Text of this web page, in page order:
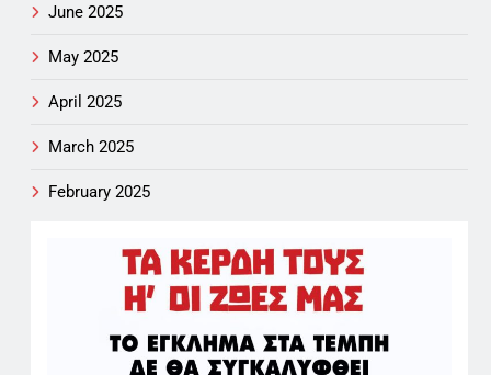
June 2025
May 2025
April 2025
March 2025
February 2025